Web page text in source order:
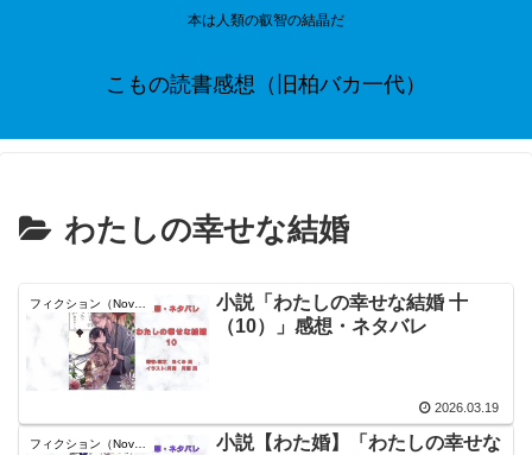
本は人類の叡智の結晶だ
こもの読書感想（旧柏バカ一代）
わたしの幸せな結婚
フィクション（Novel）
小説「わたしの幸せな結婚 十
（10）」感想・ネタバレ
2026.03.19
小説【わた婚】「わたしの幸せな